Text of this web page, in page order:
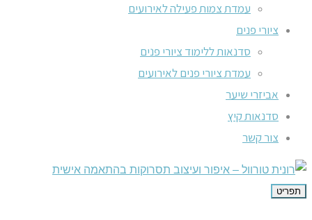
עמדת צמות פעילה לאירועים
ציורי פנים
סדנאות ללימוד ציורי פנים
עמדת ציורי פנים לאירועים
אביזרי שיער
סדנאות קיץ
צור קשר
תפריט